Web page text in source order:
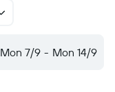
Mon 7/9 - Mon 14/9